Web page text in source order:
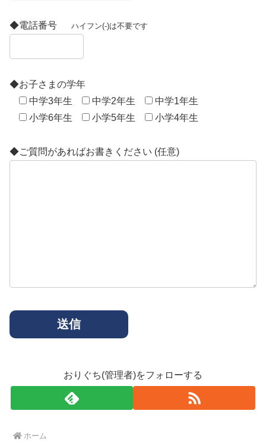
◆電話番号 ハイフン(-)は不要です
◆お子さまの学年
中学3年生
中学2年生
中学1年生
小学6年生
小学5年生 小学4年生
◆ご質問があればお書きください (任意)
おりぐち(管理者)をフォローする
ホーム